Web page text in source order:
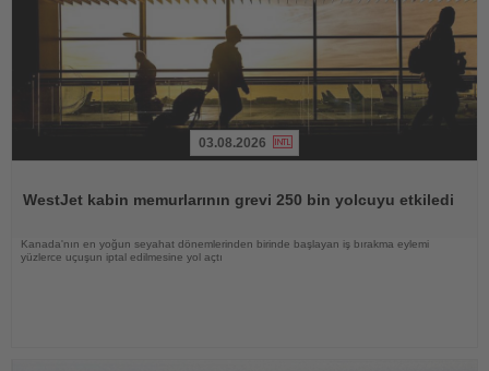
03.08.2026
WestJet kabin memurlarının grevi 250 bin yolcuyu etkiledi
Kanada'nın en yoğun seyahat dönemlerinden birinde başlayan iş bırakma eylemi
yüzlerce uçuşun iptal edilmesine yol açtı